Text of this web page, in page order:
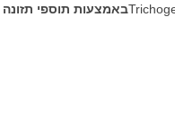
באמצעות תוספי תזונה